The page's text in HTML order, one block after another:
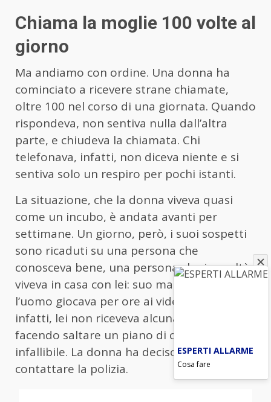
Chiama la moglie 100 volte al
giorno
Ma andiamo con ordine. Una donna ha
cominciato a ricevere strane chiamate,
oltre 100 nel corso di una giornata. Quando
rispondeva, non sentiva nulla dall’altra
parte, e chiudeva la chiamata. Chi
telefonava, infatti, non diceva niente e si
sentiva solo un respiro per pochi istanti.
La situazione, che la donna viveva quasi
come un incubo, è andata avanti per
settimane. Un giorno, però, i suoi sospetti
sono ricaduti su una persona che
conosceva bene, una persona che in realtà
viveva in casa con lei: suo marito. Quando
l’uomo giocava per ore ai videogiochi,
infatti, lei non riceveva alcuna chiamata,
facendo saltare un piano di certo non
infallibile. La donna ha deciso così di
contattare la polizia.
ESPERTI ALLARME
Cosa fare